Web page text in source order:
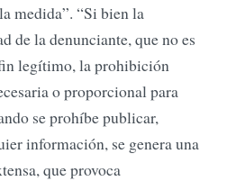
medida”. “Si bien la
de la denunciante, que no es
legítimo, la prohibición
o proporcional para
se prohíbe publicar,
información, se genera una
que provoca